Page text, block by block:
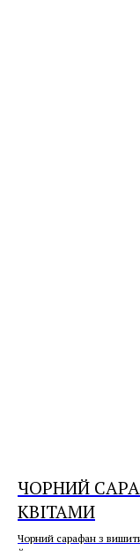
ЧОРНИЙ
КВІТАМИ
Чорний сарафан з